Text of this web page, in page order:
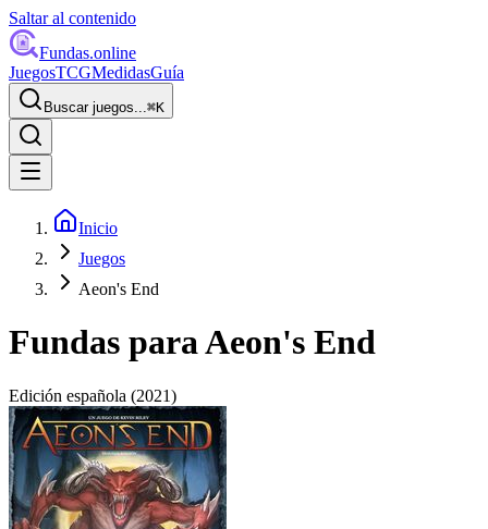
Saltar al contenido
Fundas.online
JuegosTCGMedidasGuía
Buscar juegos...⌘K
Inicio
Juegos
Aeon's End
Fundas paraAeon's End
Edición española (2021)